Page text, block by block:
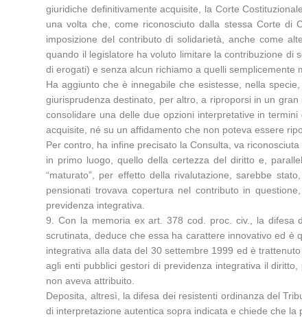
giuridiche definitivamente acquisite, la Corte
una volta che, come riconosciuto dalla stessa Corte di
imposizione del contributo di solidarietà, anche come
quando il legislatore ha voluto limitare la contribuzione di
di erogati) e senza alcun richiamo a quelli semplicemente
Ha aggiunto che è innegabile che esistesse, nella
giurisprudenza destinato, per altro, a riproporsi in un
consolidare una delle due opzioni interpretative in
acquisite, né su un affidamento che non poteva essere
Per contro, ha infine precisato la Consulta, va
in primo luogo, quello della certezza del diritto e,
“maturato”, per effetto della rivalutazione, sarebbe
pensionati trovava copertura nel contributo in
previdenza integrativa.
9. Con la memoria ex art. 378 cod. proc. civ., la difesa
scrutinata, deduce che essa ha carattere innovativo ed è
integrativa alla data del 30 settembre 1999 ed è
agli enti pubblici gestori di previdenza integrativa il
non aveva attribuito.
Deposita, altresì, la difesa dei resistenti ordinanza del
di interpretazione autentica sopra indicata e chiede che la